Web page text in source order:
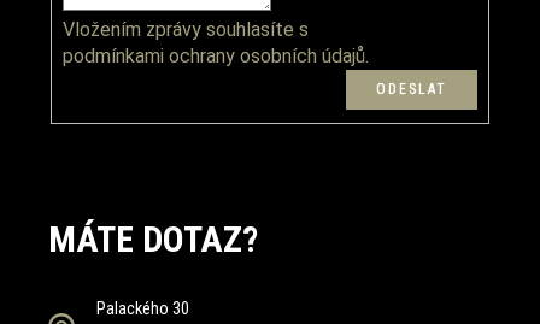
Vložením zprávy souhlasíte s
podmínkami ochrany osobních údajů.
MÁTE DOTAZ?
Palackého 30